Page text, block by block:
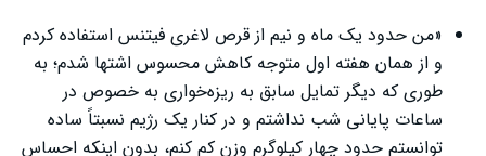
«من حدود یک ماه و نیم از قرص لاغری فیتنس استفاده کردم
و از همان هفته اول متوجه کاهش محسوس اشتها شدم؛ به
طوری که دیگر تمایل سابق به ریزه‌خواری به خصوص در
ساعات پایانی شب نداشتم و در کنار یک رژیم نسبتاً ساده
توانستم حدود چهار کیلوگرم وزن کم کنم، بدون اینکه احساس